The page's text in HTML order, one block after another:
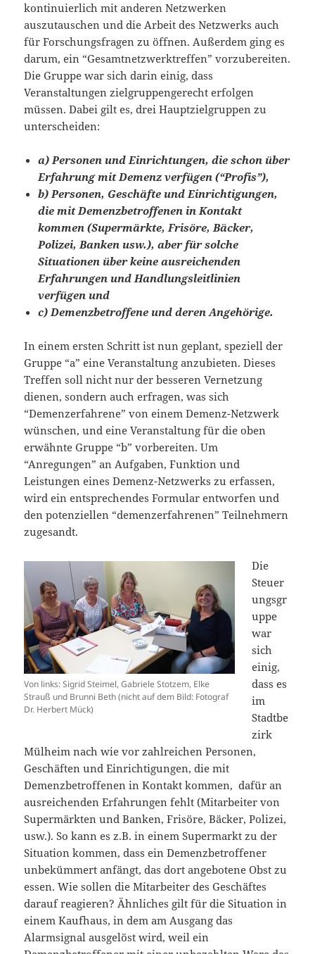
kontinuierlich mit anderen Netzwerken
auszutauschen und die Arbeit des Netzwerks auch
für Forschungsfragen zu öffnen. Außerdem ging es
darum, ein “Gesamtnetzwerktreffen” vorzubereiten.
Die Gruppe war sich darin einig, dass
Veranstaltungen zielgruppengerecht erfolgen
müssen. Dabei gilt es, drei Hauptzielgruppen zu
unterscheiden:
a) Personen und Einrichtungen, die schon über
Erfahrung mit Demenz verfügen (“Profis”),
b) Personen, Geschäfte und Einrichtigungen,
die mit Demenzbetroffenen in Kontakt
kommen (Supermärkte, Frisöre, Bäcker,
Polizei, Banken usw.), aber für solche
Situationen über keine ausreichenden
Erfahrungen und Handlungsleitlinien
verfügen und
c) Demenzbetroffene und deren Angehörige.
In einem ersten Schritt ist nun geplant, speziell der
Gruppe “a” eine Veranstaltung anzubieten. Dieses
Treffen soll nicht nur der besseren Vernetzung
dienen, sondern auch erfragen, was sich
“Demenzerfahrene” von einem Demenz-Netzwerk
wünschen, und eine Veranstaltung für die oben
erwähnte Gruppe “b” vorbereiten. Um
“Anregungen” an Aufgaben, Funktion und
Leistungen eines Demenz-Netzwerks zu erfassen,
wird ein entsprechendes Formular entworfen und
den potenziellen “demenzerfahrenen” Teilnehmern
zugesandt.
Von links: Sigrid Steimel, Gabriele Stotzem, Elke
Strauß und Brunni Beth (nicht auf dem Bild: Fotograf
Dr. Herbert Mück)
Die
Steuer
ungsgr
uppe
war
sich
einig,
dass es
im
Stadtbe
zirk
Mülheim nach wie vor zahlreichen Personen,
Geschäften und Einrichtigungen, die mit
Demenzbetroffenen in Kontakt kommen, dafür an
ausreichenden Erfahrungen fehlt (Mitarbeiter von
Supermärkten und Banken, Frisöre, Bäcker, Polizei,
usw.). So kann es z.B. in einem Supermarkt zu der
Situation kommen, dass ein Demenzbetroffener
unbekümmert anfängt, das dort angebotene Obst zu
essen. Wie sollen die Mitarbeiter des Geschäftes
darauf reagieren? Ähnliches gilt für die Situation in
einem Kaufhaus, in dem am Ausgang das
Alarmsignal ausgelöst wird, weil ein